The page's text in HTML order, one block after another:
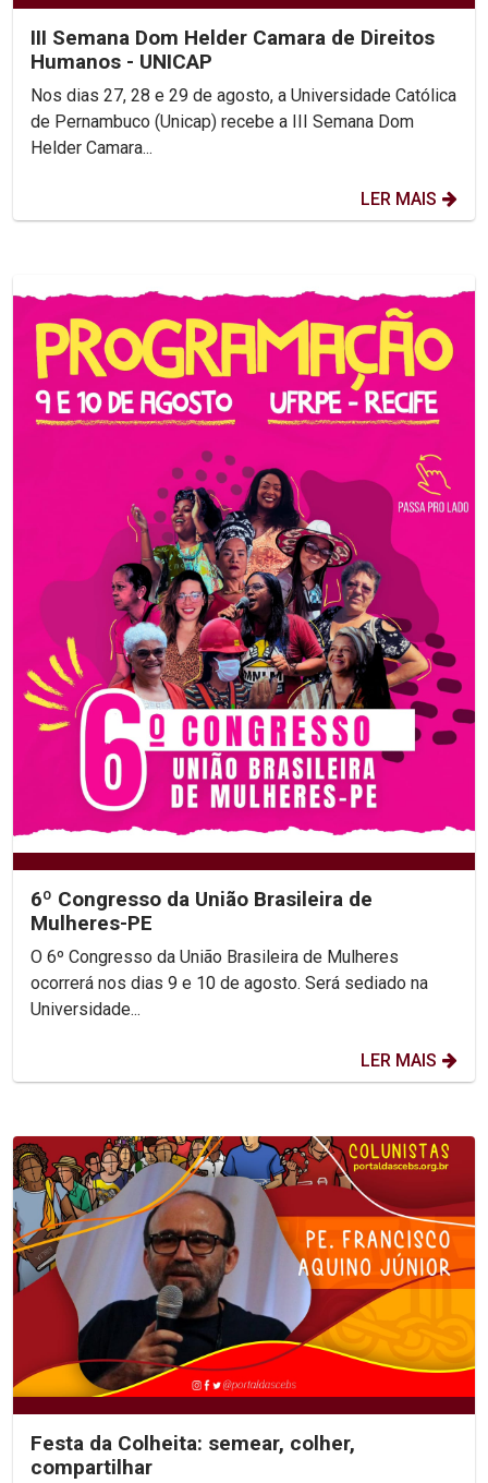
III Semana Dom Helder Camara de Direitos
Humanos - UNICAP
Nos dias 27, 28 e 29 de agosto, a Universidade Católica
de Pernambuco (Unicap) recebe a III Semana Dom
Helder Camara...
LER MAIS
6º Congresso da União Brasileira de
Mulheres-PE
O 6º Congresso da União Brasileira de Mulheres
ocorrerá nos dias 9 e 10 de agosto. Será sediado na
Universidade...
LER MAIS
Festa da Colheita: semear, colher,
compartilhar